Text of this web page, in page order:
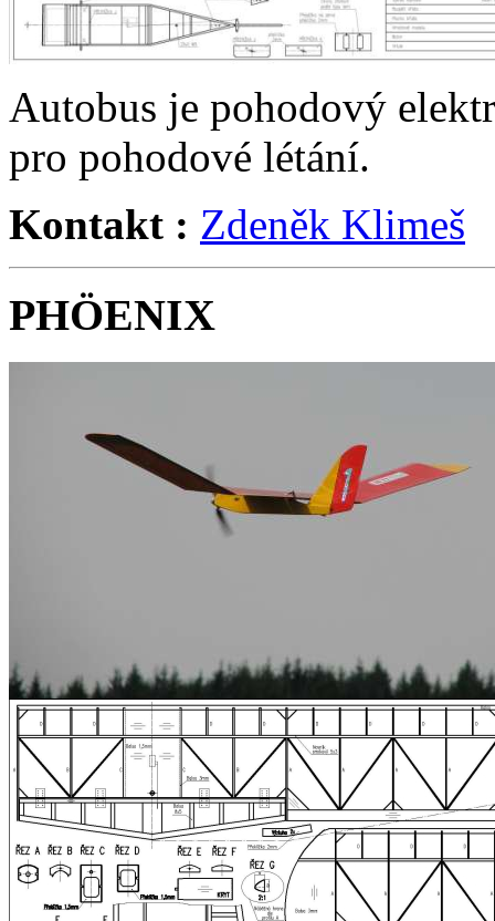
Autobus je pohodový
pro pohodové létání.
Kontakt : Zdeněk Klimeš
PHÖENIX